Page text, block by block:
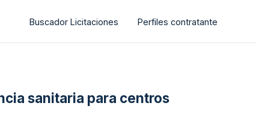
Buscador Licitaciones Perfiles contratante
sanitaria para centros